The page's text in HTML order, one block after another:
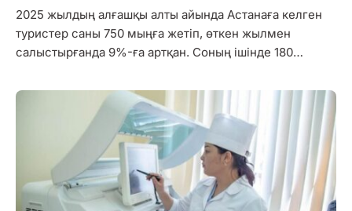
2025 жылдың алғашқы алты айында Астанаға келген
туристер саны 750 мыңға жетіп, өткен жылмен
салыстырғанда 9%-ға артқан. Соның ішінде 180…